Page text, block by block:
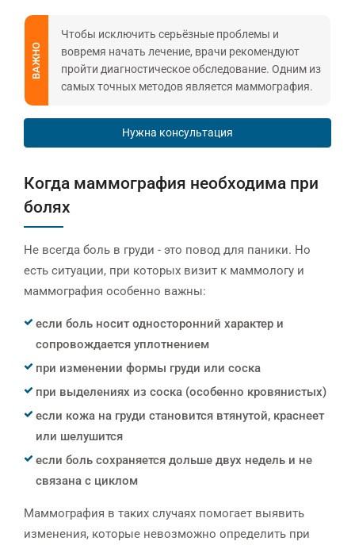
ВАЖНО
Чтобы исключить серьёзные проблемы и
вовремя начать лечение, врачи рекомендуют
пройти диагностическое обследование. Одним из
самых точных методов является маммография.
Нужна консультация
Когда маммография необходима при
болях
Не всегда боль в груди - это повод для паники. Но
есть ситуации, при которых визит к маммологу и
маммография особенно важны:
если боль носит односторонний характер и
сопровождается уплотнением
при изменении формы груди или соска
при выделениях из соска (особенно кровянистых)
если кожа на груди становится втянутой, краснеет
или шелушится
если боль сохраняется дольше двух недель и не
связана с циклом
Маммография в таких случаях помогает выявить
изменения, которые невозможно определить при